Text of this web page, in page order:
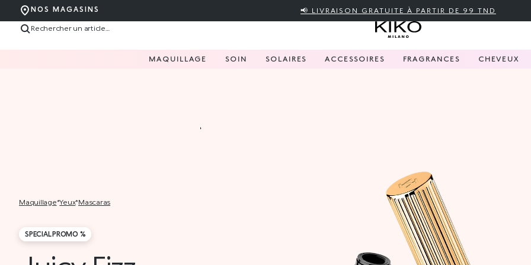
NOS MAGASINS 📢 LIVRAISON GRATUITE À PARTIR DE 99 TND
MAQUILLAGE SOIN SOLAIRES ACCESSOIRES FRAGRANCES CHEVEUX
maquillage* yeux* mascaras
SPECIAL PROMO %